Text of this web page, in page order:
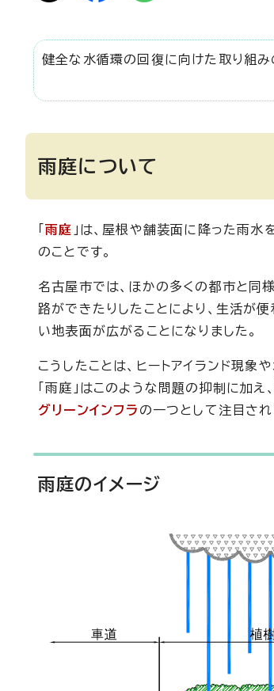
健全な水循環の回復に向けた取り組み
雨庭について
「雨庭 」は、屋根や舗装面に降った雨
のことです。
名古屋市では、ほかの多くの都市と同
路ができたりしたことにより、生活が
い地表面が広がることになりました。
こうしたことは、ヒートアイランド現
「雨庭」はこのような問題の抑制に加
グリーンインフラ の一つとして注目され
雨庭のイメージ